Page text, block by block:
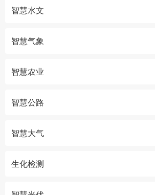
智慧水文
智慧气象
智慧农业
智慧公路
智慧大气
生化检测